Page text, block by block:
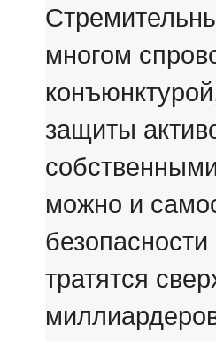
многом
защиты
можно и
тратятся